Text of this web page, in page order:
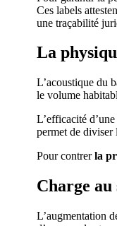
Ces labels
une traçabilité
La
L’acoustique du
le volume
L’efficacité d’une
permet de diviser
Pour contrerla
Charge
L’augmentation